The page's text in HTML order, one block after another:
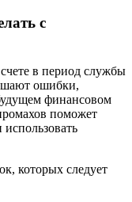
с
в период службы
ошибки,
финансовом
поможет
которых следует